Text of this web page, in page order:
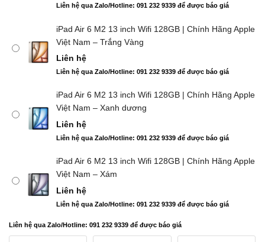
Liên hệ qua Zalo/Hotline: 091 232 9339 để được báo giá
iPad Air 6 M2 13 inch Wifi 128GB | Chính Hãng Apple
Việt Nam – Trắng Vàng
Liên hệ
Liên hệ qua Zalo/Hotline: 091 232 9339 để được báo giá
iPad Air 6 M2 13 inch Wifi 128GB | Chính Hãng Apple
Việt Nam – Xanh dương
Liên hệ
Liên hệ qua Zalo/Hotline: 091 232 9339 để được báo giá
iPad Air 6 M2 13 inch Wifi 128GB | Chính Hãng Apple
Việt Nam – Xám
Liên hệ
Liên hệ qua Zalo/Hotline: 091 232 9339 để được báo giá
Liên hệ qua Zalo/Hotline: 091 232 9339 để được báo giá